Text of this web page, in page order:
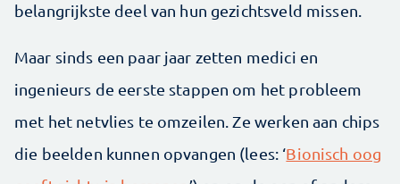
belangrijkste deel van hun gezichtsveld missen.
Maar sinds een paar jaar zetten medici en
ingenieurs de eerste stappen om het probleem
met het netvlies te omzeilen. Ze werken aan chips
die beelden kunnen opvangen (lees: ‘Bionisch oog